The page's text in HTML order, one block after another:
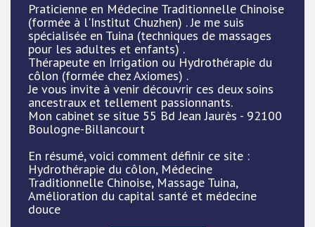
Praticienne en Médecine Traditionnelle Chinoise
(formée à l'Institut Chuzhen) . Je me suis
spécialisée en Tuina (techniques de massages
pour les adultes et enfants) .
Thérapeute en Irrigation ou Hydrothérapie du
côlon (formée chez Axiomes) .
Je vous invite à venir découvrir ces deux soins
ancestraux et tellement passionnants.
Mon cabinet se situe 55 Bd Jean Jaurès - 92100
Boulogne-Billancourt
En résumé, voici comment définir ce site :
Hydrothérapie du côlon, Médecine
Traditionnelle Chinoise, Massage Tuina,
Amélioration du capital santé et médecine
douce